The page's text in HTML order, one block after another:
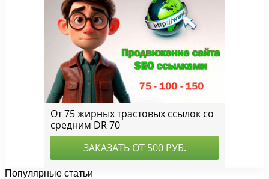
Популярные статьи